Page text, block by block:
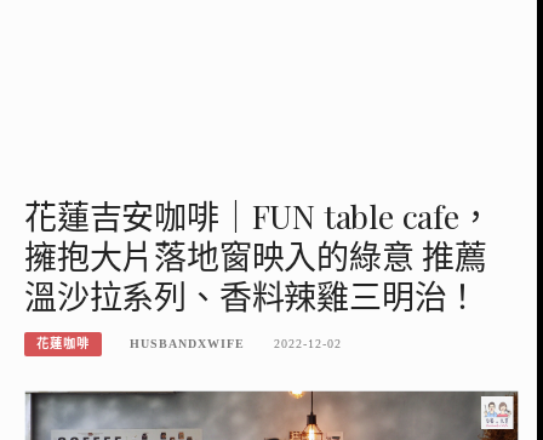
花蓮吉安咖啡｜FUN table cafe，
擁抱大片落地窗映入的綠意 推薦
溫沙拉系列、香料辣雞三明治！
花蓮咖啡 HUSBANDXWIFE 2022-12-02